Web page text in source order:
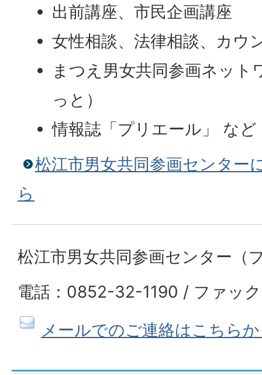
出前講座、市民企画講座
女性相談、法律相談、カウ
まつえ男女共同参画ネット
っと）
情報誌「プリエール」 など
松江市男女共同参画センター
ら
松江市男女共同参画センター（
電話：0852-32-1190 / ファッ
メールでのご連絡はこちら